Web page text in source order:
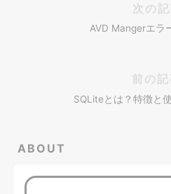
次の
AVD Mangerエラ
前の記
SQLiteとは？特徴と
ABOUT